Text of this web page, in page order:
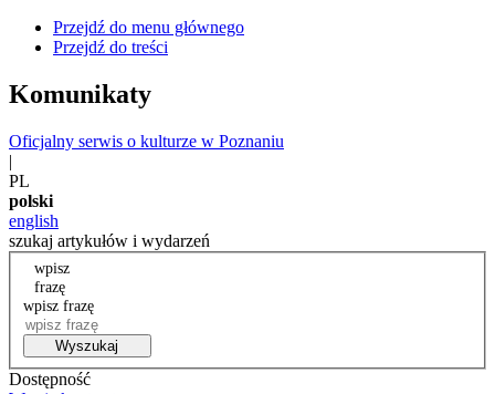
Przejdź do menu głównego
Przejdź do treści
Komunikaty
Oficjalny serwis o kulturze w Poznaniu
|
PL
polski
english
szukaj artykułów i wydarzeń
wpisz
frazę
wpisz frazę
Wyszukaj
Dostępność